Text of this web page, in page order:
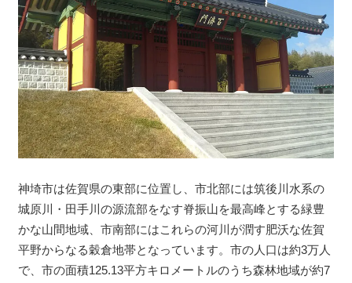
神埼市は佐賀県の東部に位置し、市北部には筑後川水系の
城原川・田手川の源流部をなす脊振山を最高峰とする緑豊
かな山間地域、市南部にはこれらの河川が潤す肥沃な佐賀
平野からなる穀倉地帯となっています。市の人口は約3万人
で、市の面積125.13平方キロメートルのうち森林地域が約7